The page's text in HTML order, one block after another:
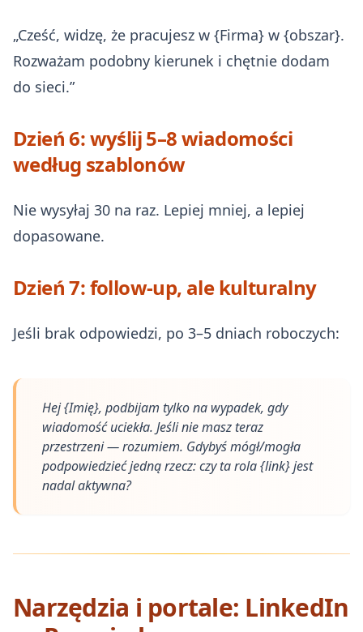
„Cześć, widzę, że pracujesz w {Firma} w {obszar}.
Rozważam podobny kierunek i chętnie dodam
do sieci.”
Dzień 6: wyślij 5–8 wiadomości
według szablonów
Nie wysyłaj 30 na raz. Lepiej mniej, a lepiej
dopasowane.
Dzień 7: follow-up, ale kulturalny
Jeśli brak odpowiedzi, po 3–5 dniach roboczych:
Hej {Imię}, podbijam tylko na wypadek, gdy
wiadomość uciekła. Jeśli nie masz teraz
przestrzeni — rozumiem. Gdybyś mógł/mogła
podpowiedzieć jedną rzecz: czy ta rola {link} jest
nadal aktywna?
Narzędzia i portale: LinkedIn